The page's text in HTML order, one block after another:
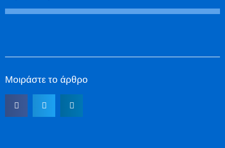
Μοιράστε το άρθρο